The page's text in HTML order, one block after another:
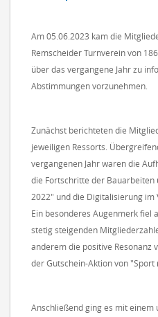
Am 05.06.2023 kam die
Remscheider Turnverein von
über das vergangene Jahr zu
Abstimmungen vorzunehmen.
Zunächst berichteten die
jeweiligen Ressorts.
vergangenen Jahr waren die
die Fortschritte der
2022" und die Digitalisierung im
Ein besonderes Augenmerk fiel
stetig steigenden
anderem die positive Resonanz
der Gutschein-Aktion von "Sport
Anschließend ging es mit